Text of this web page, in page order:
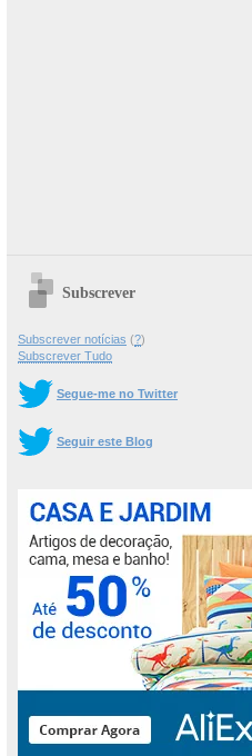
Subscrever
Subscrever notícias (?)
Subscrever Tudo
Segue-me no Twitter
Seguir este Blog